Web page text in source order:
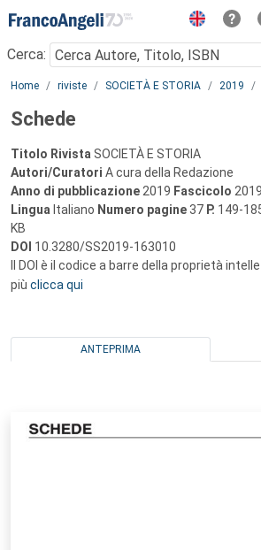
Menu
Cerca:
Main content
Home riviste SOCIETÀ E STORIA 2019
Schede
Titolo Rivista SOCIETÀ E STORIA
Autori/Curatori A cura della Redazione
Anno di pubblicazione 2019 Fascicolo
Lingua Italiano Numero pagine 37 P. 149-
KB
DOI 10.3280/SS2019-163010
Il DOI è il codice a barre della proprietà
più clicca qui
ANTEPRIMA